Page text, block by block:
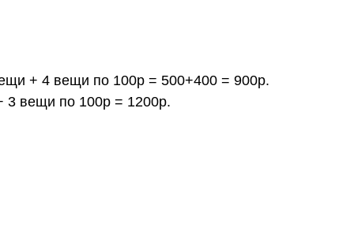
+ 4 вещи по 100р = 500+400 = 900р.
3 вещи по 100р = 1200р.